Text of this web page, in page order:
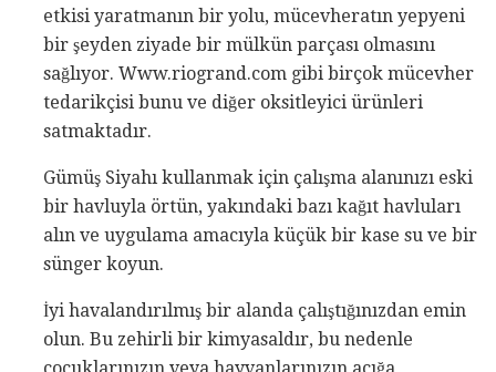
etkisi yaratmanın bir yolu, mücevheratın yepyeni
bir şeyden ziyade bir mülkün parçası olmasını
sağlıyor. Www.riogrand.com gibi birçok mücevher
tedarikçisi bunu ve diğer oksitleyici ürünleri
satmaktadır.
Gümüş Siyahı kullanmak için çalışma alanınızı eski
bir havluyla örtün, yakındaki bazı kağıt havluları
alın ve uygulama amacıyla küçük bir kase su ve bir
sünger koyun.
İyi havalandırılmış bir alanda çalıştığınızdan emin
olun. Bu zehirli bir kimyasaldır, bu nedenle